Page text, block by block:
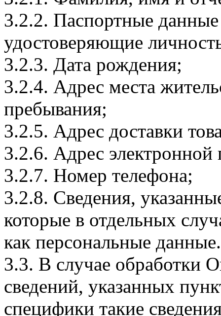
3.2.2. Паспортные
удостоверяющие
3.2.3. Дата рождения;
3.2.4. Адрес места
пребывания;
3.2.5. Адрес доставки
3.2.6. Адрес электронной
3.2.7. Номер телефона;
3.2.8. Сведения,
которые в отдельных
как персональные данные.
3.3. В случае обработки
сведений, указанных
специфики такие